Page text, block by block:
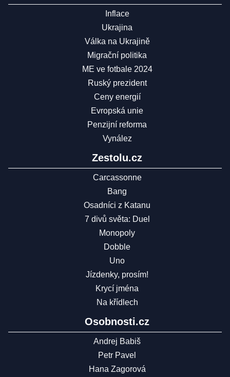
Inflace
Ukrajina
Válka na Ukrajině
Migrační politika
ME ve fotbale 2024
Ruský prezident
Ceny energií
Evropská unie
Penzijní reforma
Vynález
Zestolu.cz
Carcassonne
Bang
Osadníci z Katanu
7 divů světa: Duel
Monopoly
Dobble
Uno
Jízdenky, prosím!
Krycí jména
Na křídlech
Osobnosti.cz
Andrej Babiš
Petr Pavel
Hana Zagorová